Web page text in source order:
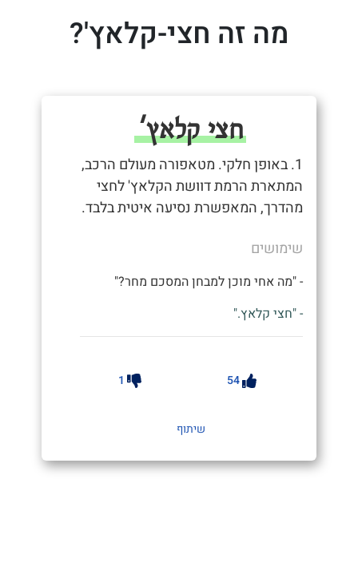
מה זה חצי-קלאץ'?
חצי קלאץ'
1. באופן חלקי. מטאפורה מעולם הרכב,
המתארת הרמת דוושת הקלאץ' לחצי
מהדרך, המאפשרת נסיעה איטית בלבד.
שימושים
- "מה אחי מוכן למבחן המסכם מחר?"
- "חצי קלאץ."
54
1
שיתוף